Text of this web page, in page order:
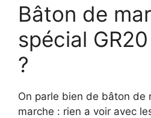
Bâton de
spécial
?
On parle bien de bâton de
marche : rien a voir avec